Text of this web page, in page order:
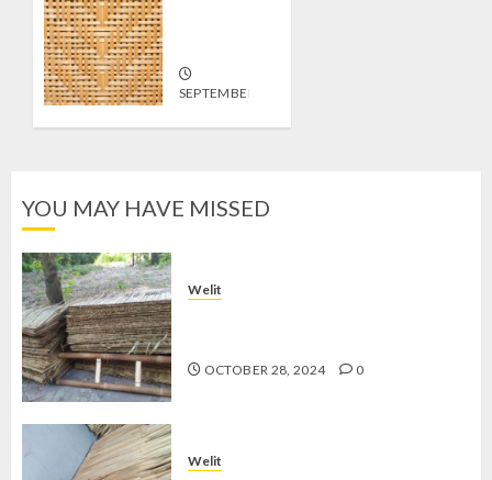
SEPTEMBER
0
YOU MAY HAVE MISSED
Welit
OCTOBER 28, 2024 0
Welit